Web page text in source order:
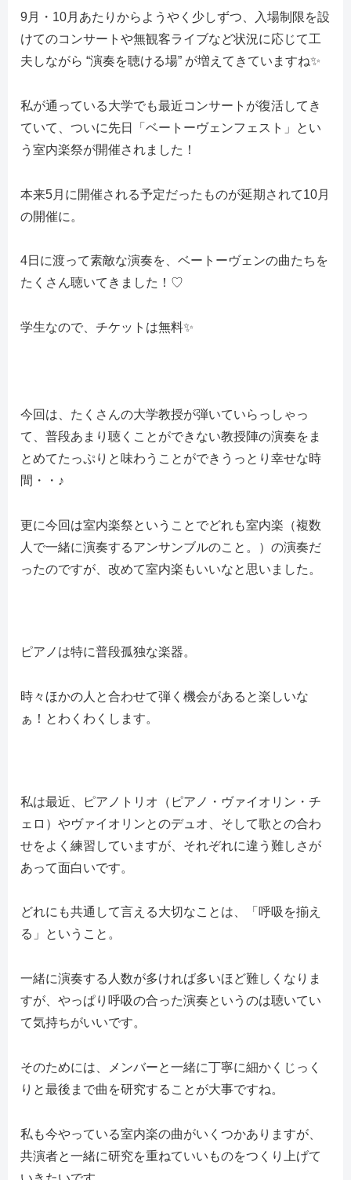
9月・10月あたりからようやく少しずつ、入場制限を設
けてのコンサートや無観客ライブなど状況に応じて工
夫しながら “演奏を聴ける場” が増えてきていますね✨
私が通っている大学でも最近コンサートが復活してき
ていて、ついに先日「ベートーヴェンフェスト」とい
う室内楽祭が開催されました！
本来5月に開催される予定だったものが延期されて10月
の開催に。
4日に渡って素敵な演奏を、ベートーヴェンの曲たちを
たくさん聴いてきました！♡
学生なので、チケットは無料✨
今回は、たくさんの大学教授が弾いていらっしゃっ
て、普段あまり聴くことができない教授陣の演奏をま
とめてたっぷりと味わうことができうっとり幸せな時
間・・♪
更に今回は室内楽祭ということでどれも室内楽（複数
人で一緒に演奏するアンサンブルのこと。）の演奏だ
ったのですが、改めて室内楽もいいなと思いました。
ピアノは特に普段孤独な楽器。
時々ほかの人と合わせて弾く機会があると楽しいな
ぁ！とわくわくします。
私は最近、ピアノトリオ（ピアノ・ヴァイオリン・チ
ェロ）やヴァイオリンとのデュオ、そして歌との合わ
せをよく練習していますが、それぞれに違う難しさが
あって面白いです。
どれにも共通して言える大切なことは、「呼吸を揃え
る」ということ。
一緒に演奏する人数が多ければ多いほど難しくなりま
すが、やっぱり呼吸の合った演奏というのは聴いてい
て気持ちがいいです。
そのためには、メンバーと一緒に丁寧に細かくじっく
りと最後まで曲を研究することが大事ですね。
私も今やっている室内楽の曲がいくつかありますが、
共演者と一緒に研究を重ねていいものをつくり上げて